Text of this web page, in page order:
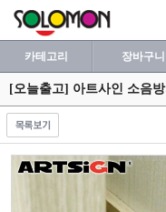
카테고리 장바구니
[오늘출고] 아트사인 소음